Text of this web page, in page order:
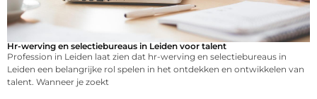
Hr-werving en selectiebureaus in Leiden voor talent
Profession in Leiden laat zien dat hr-werving en selectiebureaus in
Leiden een belangrijke rol spelen in het ontdekken en ontwikkelen van
talent. Wanneer je zoekt